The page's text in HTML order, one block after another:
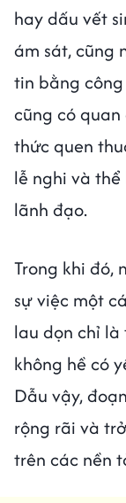
hay dấu vết
ám sát, cũng
tin bằng
cũng có
thức quen
lễ nghi và
lãnh đạo.
Trong khi đó,
sự việc một
lau dọn chỉ
không hề có
Dẫu vậy,
rộng rãi và
trên các nền